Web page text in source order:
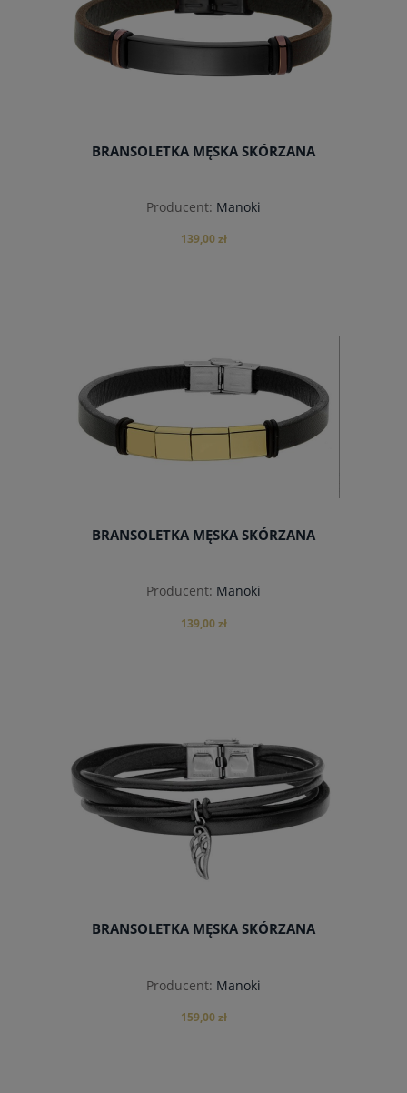
BRANSOLETKA MĘSKA SKÓRZANA
Producent: Manoki
139,00 zł
BRANSOLETKA MĘSKA SKÓRZANA
Producent: Manoki
139,00 zł
BRANSOLETKA MĘSKA SKÓRZANA
Producent: Manoki
159,00 zł